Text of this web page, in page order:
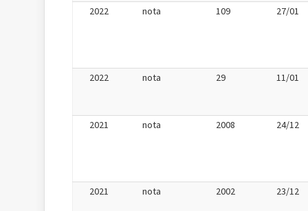
2022 nota 109 27/01
2022 nota 29 11/01
2021 nota 2008 24/12
2021 nota 2002 23/12